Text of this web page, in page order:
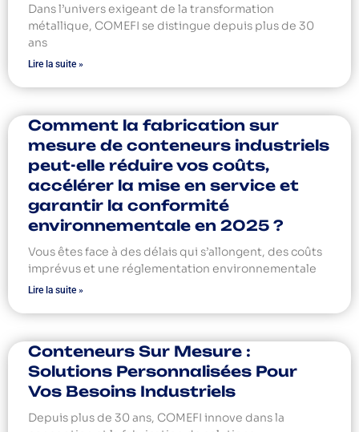
Dans l’univers exigeant de la transformation
métallique, COMEFI se distingue depuis plus de 30
ans
Lire la suite »
Comment la fabrication sur
mesure de conteneurs industriels
peut-elle réduire vos coûts,
accélérer la mise en service et
garantir la conformité
environnementale en 2025 ?
Vous êtes face à des délais qui s’allongent, des coûts
imprévus et une réglementation environnementale
Lire la suite »
Conteneurs Sur Mesure :
Solutions Personnalisées Pour
Vos Besoins Industriels
Depuis plus de 30 ans, COMEFI innove dans la